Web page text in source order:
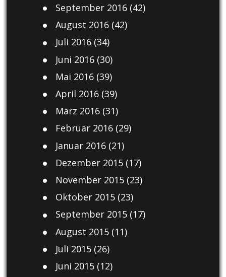
September 2016(42)
August 2016(42)
Juli 2016(34)
Juni 2016(30)
Mai 2016(39)
April 2016(39)
März 2016(31)
Februar 2016(29)
Januar 2016(21)
Dezember 2015(17)
November 2015(23)
Oktober 2015(23)
September 2015(17)
August 2015(11)
Juli 2015(26)
Juni 2015(12)